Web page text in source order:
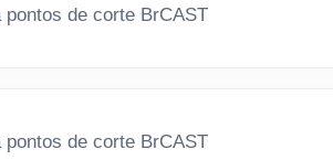
pontos de corte BrCAST
pontos de corte BrCAST